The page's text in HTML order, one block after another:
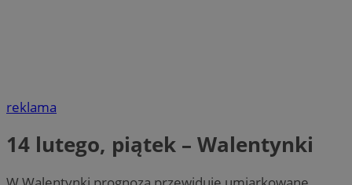
reklama
14 lutego, piątek – Walentynki